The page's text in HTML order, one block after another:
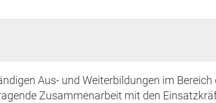
Aus- und Weiterbildungen im
Zusammenarbeit mit den